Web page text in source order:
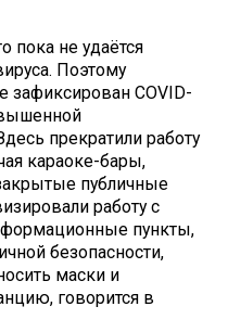
пока не удаётся
Поэтому
зафиксирован COVID-
прекратили работу
караоке-бары,
публичные
работу с
пункты,
безопасности,
маски и
говорится в